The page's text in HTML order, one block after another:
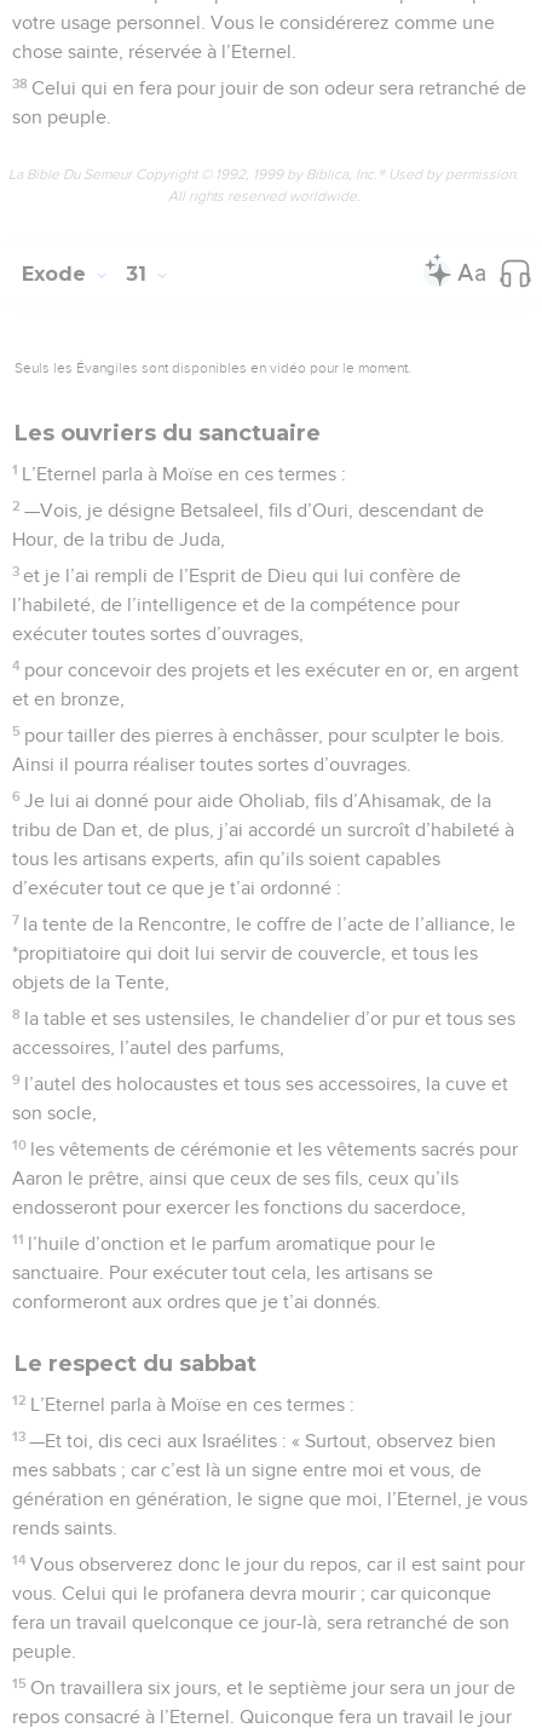
votre usage personnel. Vous le considérerez comme une
chose sainte, réservée à l’Eternel.
38 Celui qui en fera pour jouir de son odeur sera retranché de
son peuple.
La Bible Du Semeur Copyright © 1992, 1999 by Biblica, Inc.® Used by permission.
All rights reserved worldwide.
Exode 31
Seuls les Évangiles sont disponibles en vidéo pour le moment.
Les ouvriers du sanctuaire
1 L’Eternel parla à Moïse en ces termes :
2 —Vois, je désigne Betsaleel, fils d’Ouri, descendant de
Hour, de la tribu de Juda,
3 et je l’ai rempli de l’Esprit de Dieu qui lui confère de
l’habileté, de l’intelligence et de la compétence pour
exécuter toutes sortes d’ouvrages,
4 pour concevoir des projets et les exécuter en or, en argent
et en bronze,
5 pour tailler des pierres à enchâsser, pour sculpter le bois.
Ainsi il pourra réaliser toutes sortes d’ouvrages.
6 Je lui ai donné pour aide Oholiab, fils d’Ahisamak, de la
tribu de Dan et, de plus, j’ai accordé un surcroît d’habileté à
tous les artisans experts, afin qu’ils soient capables
d’exécuter tout ce que je t’ai ordonné :
7 la tente de la Rencontre, le coffre de l’acte de l’alliance, le
*propitiatoire qui doit lui servir de couvercle, et tous les
objets de la Tente,
8 la table et ses ustensiles, le chandelier d’or pur et tous ses
accessoires, l’autel des parfums,
9 l’autel des holocaustes et tous ses accessoires, la cuve et
son socle,
10 les vêtements de cérémonie et les vêtements sacrés pour
Aaron le prêtre, ainsi que ceux de ses fils, ceux qu’ils
endosseront pour exercer les fonctions du sacerdoce,
11 l’huile d’onction et le parfum aromatique pour le
sanctuaire. Pour exécuter tout cela, les artisans se
conformeront aux ordres que je t’ai donnés.
Le respect du sabbat
12 L’Eternel parla à Moïse en ces termes :
13 —Et toi, dis ceci aux Israélites : « Surtout, observez bien
mes sabbats ; car c’est là un signe entre moi et vous, de
génération en génération, le signe que moi, l’Eternel, je vous
rends saints.
14 Vous observerez donc le jour du repos, car il est saint pour
vous. Celui qui le profanera devra mourir ; car quiconque
fera un travail quelconque ce jour-là, sera retranché de son
peuple.
15 On travaillera six jours, et le septième jour sera un jour de
repos consacré à l’Eternel. Quiconque fera un travail le jour